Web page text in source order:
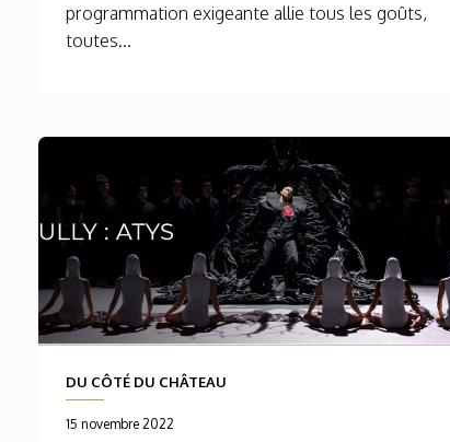
programmation exigeante allie tous les goûts,
toutes...
DU CÔTÉ DU CHÂTEAU
15 novembre 2022